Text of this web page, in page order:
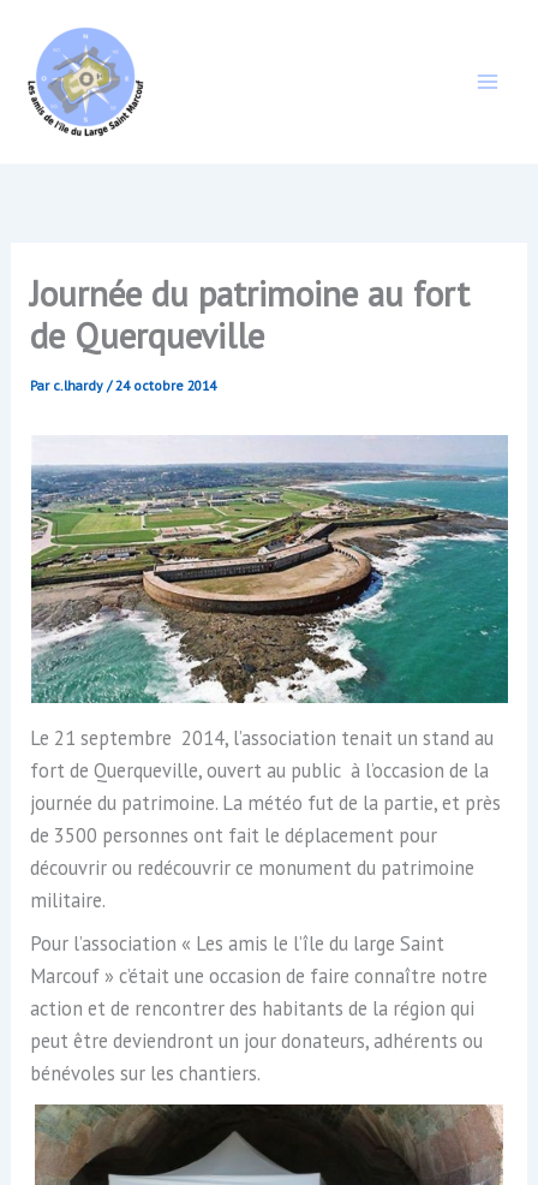
contenu
Journée du patrimoine au fort
de Querqueville
Par c.lhardy/24 octobre 2014
Le 21 septembre 2014, l’association tenait un stand au
fort de Querqueville, ouvert au public à l’occasion de la
journée du patrimoine. La météo fut de la partie, et près
de 3500 personnes ont fait le déplacement pour
découvrir ou redécouvrir ce monument du patrimoine
militaire.
Pour l’association « Les amis le l’île du large Saint
Marcouf » c’était une occasion de faire connaître notre
action et de rencontrer des habitants de la région qui
peut être deviendront un jour donateurs, adhérents ou
bénévoles sur les chantiers.